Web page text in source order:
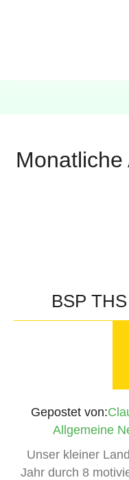
Monatliche
BSP
Gepostet von:
Allgemeine
Unser kleiner
Jahr durch 8